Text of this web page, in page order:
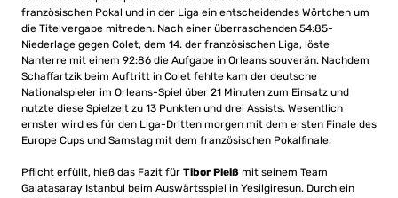
französischen Pokal und in der Liga ein entscheidendes Wörtchen um
die Titelvergabe mitreden. Nach einer überraschenden 54:85-
Niederlage gegen Colet, dem 14. der französischen Liga, löste
Nanterre mit einem 92:86 die Aufgabe in Orleans souverän. Nachdem
Schaffartzik beim Auftritt in Colet fehlte kam der deutsche
Nationalspieler im Orleans-Spiel über 21 Minuten zum Einsatz und
nutzte diese Spielzeit zu 13 Punkten und drei Assists. Wesentlich
ernster wird es für den Liga-Dritten morgen mit dem ersten Finale des
Europe Cups und Samstag mit dem französischen Pokalfinale.
Pflicht erfüllt, hieß das Fazit für Tibor Pleiß mit seinem Team
Galatasaray Istanbul beim Auswärtsspiel in Yesilgiresun. Durch ein